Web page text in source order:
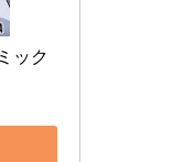
ック